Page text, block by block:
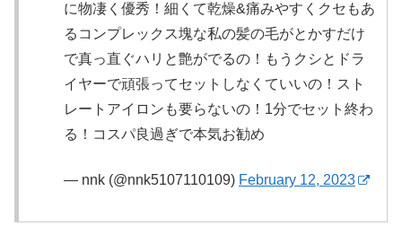
に物凄く優秀！細くて乾燥&痛みやすくクセもあ
るコンプレックス塊な私の髪の毛がとかすだけ
で真っ直ぐハリと艶がでるの！もうクシとドラ
イヤーで頑張ってセットしなくていいの！スト
レートアイロンも要らないの！1分でセット終わ
る！コスパ良過ぎで本気お勧め
— nnk (@nnk5107110109) February 12, 2023